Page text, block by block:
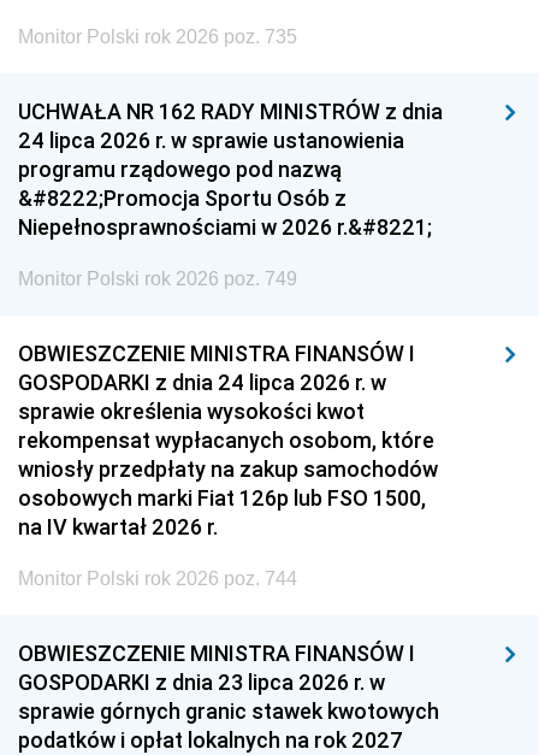
Monitor Polski rok 2026 poz. 735
UCHWAŁA NR 162 RADY MINISTRÓW z dnia
24 lipca 2026 r. w sprawie ustanowienia
programu rządowego pod nazwą
&#8222;Promocja Sportu Osób z
Niepełnosprawnościami w 2026 r.&#8221;
Monitor Polski rok 2026 poz. 749
OBWIESZCZENIE MINISTRA FINANSÓW I
GOSPODARKI z dnia 24 lipca 2026 r. w
sprawie określenia wysokości kwot
rekompensat wypłacanych osobom, które
wniosły przedpłaty na zakup samochodów
osobowych marki Fiat 126p lub FSO 1500,
na IV kwartał 2026 r.
Monitor Polski rok 2026 poz. 744
OBWIESZCZENIE MINISTRA FINANSÓW I
GOSPODARKI z dnia 23 lipca 2026 r. w
sprawie górnych granic stawek kwotowych
podatków i opłat lokalnych na rok 2027